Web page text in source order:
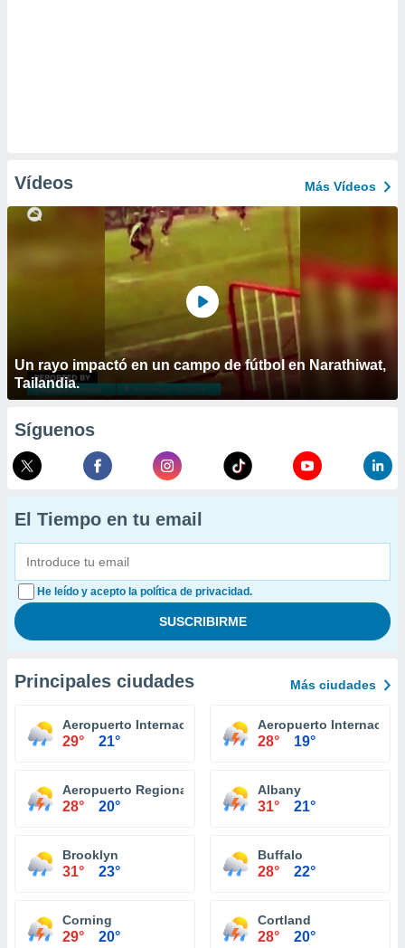
Vídeos Más Vídeos
Un rayo impactó en un campo de fútbol en Narathiwat,
Tailandia.
Síguenos
El Tiempo en tu email
He leído y acepto la política de privacidad.
Principales ciudades Más ciudades
Aeropuerto Internacional Niagara Falls
29° 21°
Aeropuerto
28° 19°
Aeropuerto Regional Ithaca Tompkins
28° 20°
Albany
31° 21°
Brooklyn
31° 23°
Buffalo
28° 22°
Corning
29° 20°
Cortland
28° 20°